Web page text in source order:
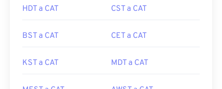
HDT a CAT CST a CAT
BST a CAT CET a CAT
KST a CAT MDT a CAT